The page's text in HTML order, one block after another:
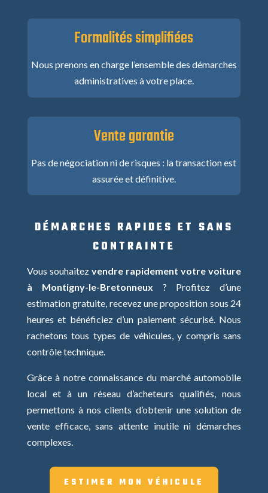
Formalités simplifiées
Nous prenons en charge l’ensemble des démarches
administratives à votre place.
Vente garantie
Pas de négociation ni de risques : la transaction est
assurée et définitive.
DÉMARCHES RAPIDES ET SANS
CONTRAINTE
Vous souhaitez vendre rapidement votre voiture
à Montigny-le-Bretonneux ? Profitez d’une
estimation gratuite, recevez une proposition sous 24
heures et bénéficiez d’un paiement sécurisé. Nous
rachetons tous types de véhicules, y compris sans
contrôle technique.
Grâce à notre connaissance du marché automobile
local et à un réseau d’acheteurs qualifiés, nous
permettons à nos clients d’obtenir une solution de
vente efficace, sans attente inutile ni démarches
complexes.
ESTIMER MON VÉHICULE